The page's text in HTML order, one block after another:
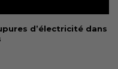
d’électricité dans